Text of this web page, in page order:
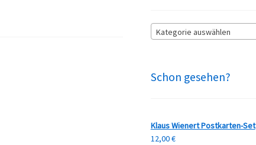
Kategorie auswählen
Schon gesehen?
Klaus Wienert Postkarten-Set
12,00€